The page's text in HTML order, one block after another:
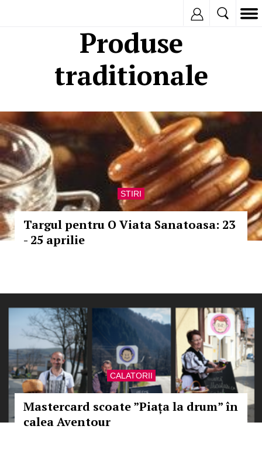
Produse
traditionale
STIRI
Targul pentru O Viata Sanatoasa: 23
- 25 aprilie
CALATORII
Mastercard scoate ”Piața la drum” în
calea Aventour